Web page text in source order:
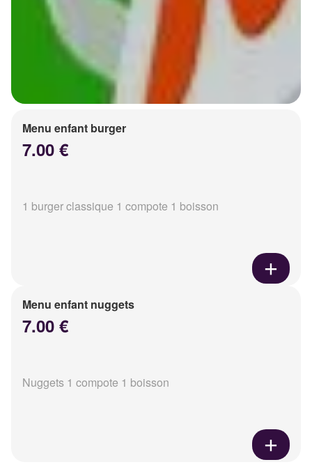
Menu enfant burger
7.00 €
1 burger classique 1 compote 1 boisson
Menu enfant nuggets
7.00 €
Nuggets 1 compote 1 boisson